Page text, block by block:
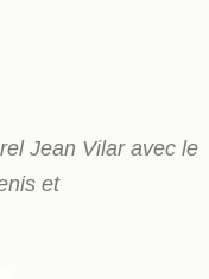
Jean Vilar avec le
et